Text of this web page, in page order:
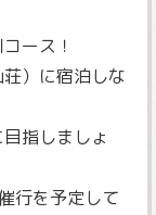
ース！
）に宿泊しな
指しましょ
行を予定して